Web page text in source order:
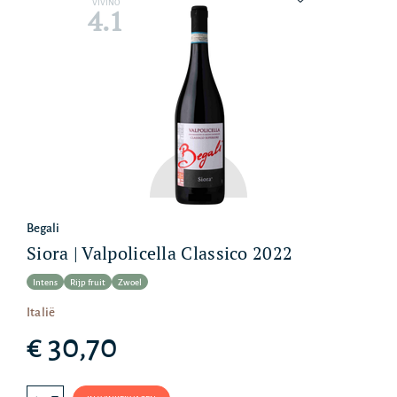
VIVINO
4.1
Begali
Siora | Valpolicella Classico 2022
Intens Rijp fruit Zwoel
Italië
€ 30,70